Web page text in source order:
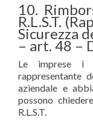
10.
R.L.S.T.
Sicurezza
– art. 48 –
Le imprese i
rappresentante
aziendale e
possono
R.L.S.T.